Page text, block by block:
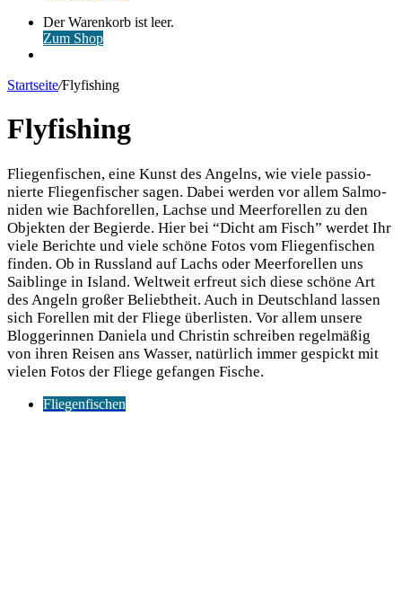
Warenkorb
ansehen
Der Warenkorb ist leer.
Zum Shop
Startseite/Flyfishing
Flyfishing
Flie­gen­fi­schen, eine Kunst des Angelns, wie vie­le pas­sio­
nier­te Flie­gen­fi­scher sagen. Dabei wer­den vor allem Sal­mo­
ni­den wie Bach­fo­rel­len, Lach­se und Meer­fo­rel­len zu den
Objek­ten der Begier­de. Hier bei “Dicht am Fisch” wer­det Ihr
vie­le Berich­te und vie­le schö­ne Fotos vom Flie­gen­fi­schen
fin­den. Ob in Russ­land auf Lachs oder Meer­fo­rel­len uns
Saib­lin­ge in Island. Welt­weit erfreut sich die­se schö­ne Art
des Angeln gro­ßer Beliebt­heit. Auch in Deutsch­land las­sen
sich Forel­len mit der Flie­ge über­lis­ten. Vor allem unse­re
Blog­ge­rin­nen Danie­la und Chris­tin schrei­ben regel­mä­ßig
von ihren Rei­sen ans Was­ser, natür­lich immer gespickt mit
vie­len Fotos der Flie­ge gefan­gen Fische.
Fliegenfischen